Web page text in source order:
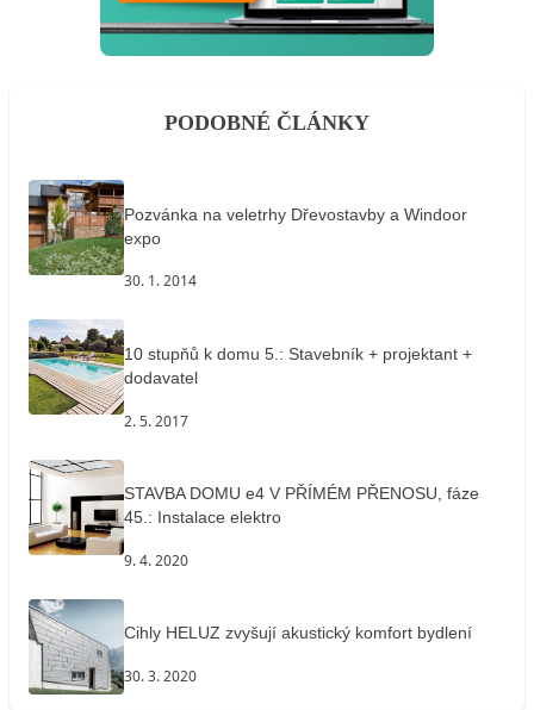
PODOBNÉ ČLÁNKY
Pozvánka na veletrhy Dřevostavby a Windoor
expo
30. 1. 2014
10 stupňů k domu 5.: Stavebník + projektant +
dodavatel
2. 5. 2017
STAVBA DOMU e4 V PŘÍMÉM PŘENOSU, fáze
45.: Instalace elektro
9. 4. 2020
Cihly HELUZ zvyšují akustický komfort bydlení
30. 3. 2020